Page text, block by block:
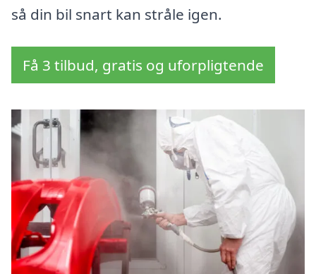
så din bil snart kan stråle igen.
Få 3 tilbud, gratis og uforpligtende